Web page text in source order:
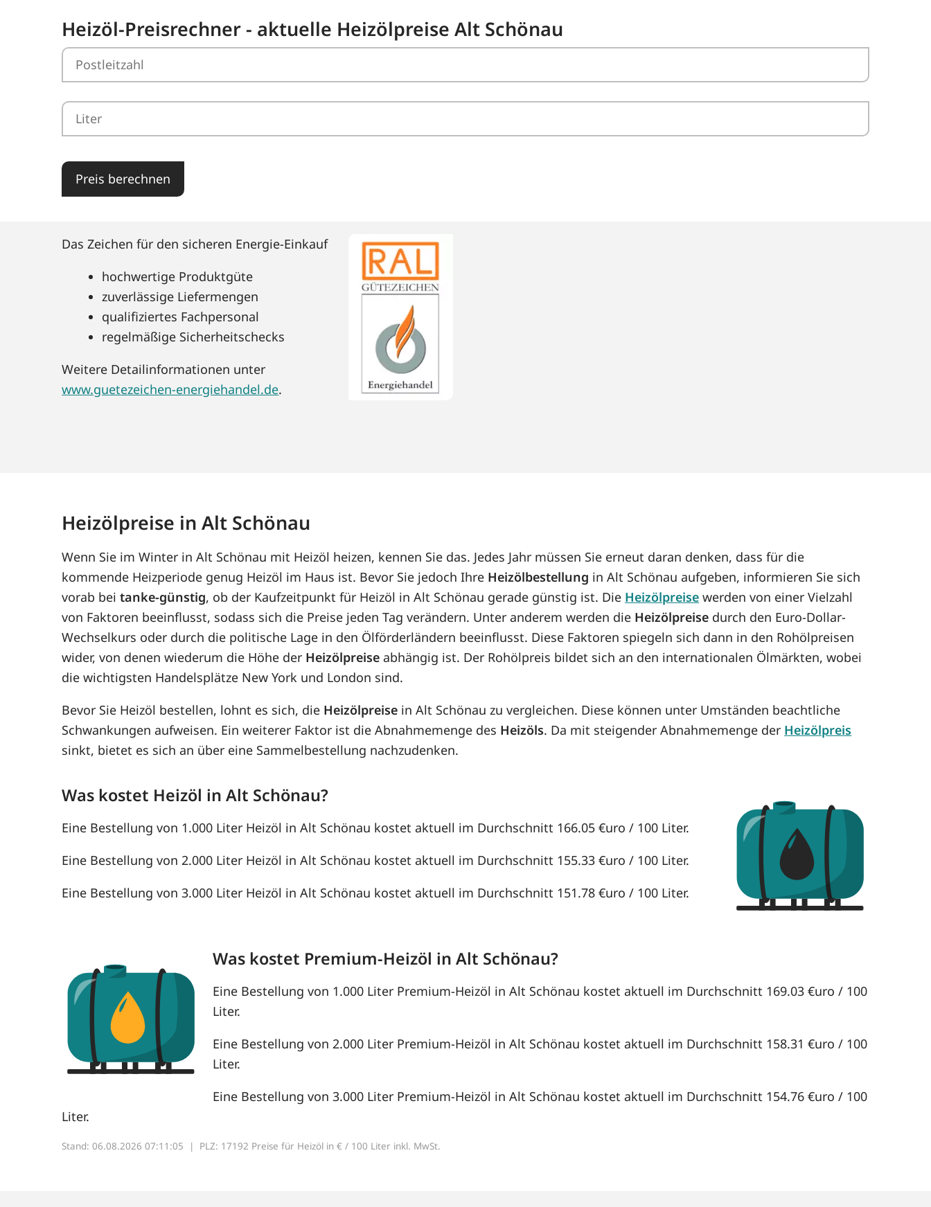
Heizöl-Preisrechner - aktuelle Heizölpreise Alt Schönau
Preis berechnen
Das Zeichen für den sicheren Energie-Einkauf
hochwertige Produktgüte
zuverlässige Liefermengen
qualifiziertes Fachpersonal
regelmäßige Sicherheitschecks
Weitere Detailinformationen unter
www.guetezeichen-energiehandel.de.
Heizölpreise in Alt Schönau
Wenn Sie im Winter in Alt Schönau mit Heizöl heizen, kennen Sie das. Jedes Jahr müssen Sie erneut daran denken, dass für die
kommende Heizperiode genug Heizöl im Haus ist. Bevor Sie jedoch Ihre Heizölbestellung in Alt Schönau aufgeben, informieren Sie sich
vorab beitanke-günstig, ob der Kaufzeitpunkt für Heizöl in Alt Schönau gerade günstig ist. Die Heizölpreise werden von einer Vielzahl
von Faktoren beeinflusst, sodass sich die Preise jeden Tag verändern. Unter anderem werden die Heizölpreise durch den Euro-Dollar-
Wechselkurs oder durch die politische Lage in den Ölförderländern beeinflusst. Diese Faktoren spiegeln sich dann in den Rohölpreisen
wider, von denen wiederum die Höhe der Heizölpreise abhängig ist. Der Rohölpreis bildet sich an den internationalen Ölmärkten, wobei
die wichtigsten Handelsplätze New York und London sind.
Bevor Sie Heizöl bestellen, lohnt es sich, die Heizölpreise in Alt Schönau zu vergleichen. Diese können unter Umständen beachtliche
Schwankungen aufweisen. Ein weiterer Faktor ist die Abnahmemenge des Heizöls. Da mit steigender Abnahmemenge der Heizölpreis
sinkt, bietet es sich an über eine Sammelbestellung nachzudenken.
Was kostet Heizöl in Alt Schönau?
Eine Bestellung von 1.000 Liter Heizöl in Alt Schönau kostet aktuell im Durchschnitt 166.05 €uro / 100 Liter.
Eine Bestellung von 2.000 Liter Heizöl in Alt Schönau kostet aktuell im Durchschnitt 155.33 €uro / 100 Liter.
Eine Bestellung von 3.000 Liter Heizöl in Alt Schönau kostet aktuell im Durchschnitt 151.78 €uro / 100 Liter.
Was kostet Premium-Heizöl in Alt Schönau?
Eine Bestellung von 1.000 Liter Premium-Heizöl in Alt Schönau kostet aktuell im Durchschnitt 169.03 €uro / 100
Liter.
Eine Bestellung von 2.000 Liter Premium-Heizöl in Alt Schönau kostet aktuell im Durchschnitt 158.31 €uro / 100
Liter.
Eine Bestellung von 3.000 Liter Premium-Heizöl in Alt Schönau kostet aktuell im Durchschnitt 154.76 €uro / 100
Liter.
Stand: 06.08.2026 07:11:05 | PLZ: 17192 Preise für Heizöl in € / 100 Liter inkl. MwSt.